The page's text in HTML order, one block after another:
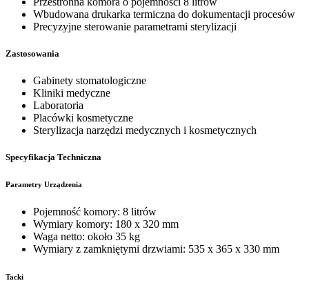
Wbudowana drukarka termiczna do dokumentacji procesów
Precyzyjne sterowanie parametrami sterylizacji
Zastosowania
Gabinety stomatologiczne
Kliniki medyczne
Laboratoria
Placówki kosmetyczne
Sterylizacja narzędzi medycznych i kosmetycznych
Specyfikacja Techniczna
Parametry Urządzenia
Pojemność komory: 8 litrów
Wymiary komory: 180 x 320 mm
Waga netto: około 35 kg
Wymiary z zamkniętymi drzwiami: 535 x 365 x 330 mm
Tacki